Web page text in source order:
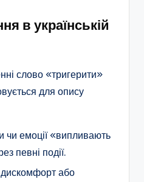
в українській
слово «тригерити»
для опису
чи емоції «випливають
певні події.
або